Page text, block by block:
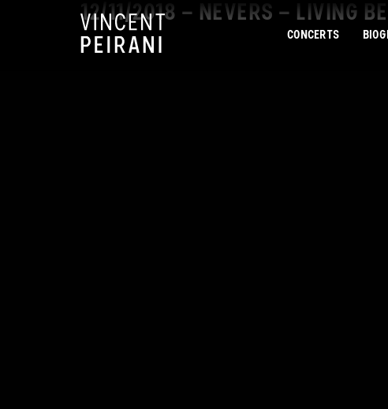
CONCERTS
12/11/2018 – NEVERS – LIVING